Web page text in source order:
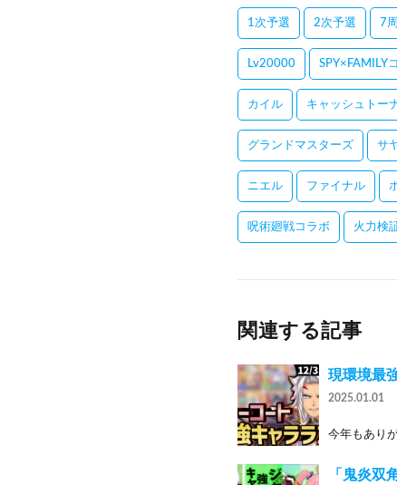
1次予選 2次予選 7
Lv20000 SPY×FAMILY
カイル キャッシュトー
グランドマスターズ サ
ニエル ファイナル
呪術廻戦コラボ 火力検
関連する記事
現環境最
2025.01.01
今年もあり
「鬼炎双